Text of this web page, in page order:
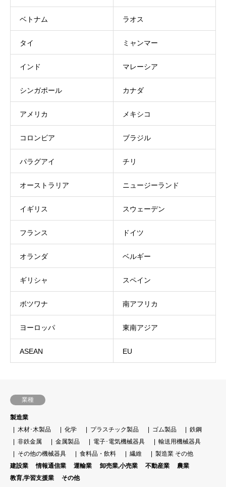
ベトナム ラオス
タイ ミャンマー
インド マレーシア
シンガポール カナダ
アメリカ メキシコ
コロンビア ブラジル
パラグアイ チリ
オーストラリア ニュージーランド
イギリス スウェーデン
フランス ドイツ
オランダ ベルギー
ギリシャ スペイン
ボツワナ 南アフリカ
ヨーロッパ 東南アジア
ASEAN EU
業種
製造業
木材･木製品
化学 プラスチック製品 ゴム製品
鉄鋼
非鉄金属
金属製品 電子･電気機械器具
輸送用機械器具
その他の機械器具
食料品・飲料 繊維
製造業 その他
建設業
情報通信業 運輸業 卸売業,小売業 不動産業
農業
教育,学習支援業
その他